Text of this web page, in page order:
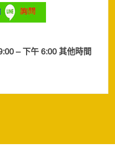
– 下午 6:00 其他時間